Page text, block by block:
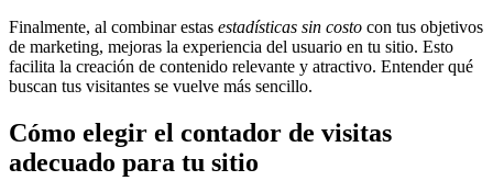
Finalmente, al combinar estas estadísticas sin costo con tus objetivos
de marketing, mejoras la experiencia del usuario en tu sitio. Esto
facilita la creación de contenido relevante y atractivo. Entender qué
buscan tus visitantes se vuelve más sencillo.
Cómo elegir el contador de visitas
adecuado para tu sitio